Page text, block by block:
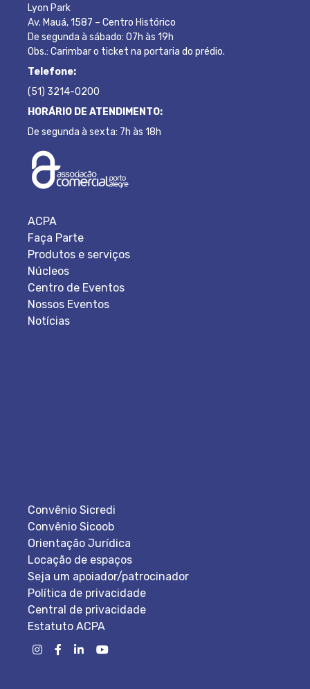
Lyon Park
Av. Mauá, 1587 – Centro Histórico
De segunda à sábado: 07h às 19h
Obs.: Carimbar o ticket na portaria do prédio.
Telefone:
(51) 3214-0200
HORÁRIO DE ATENDIMENTO:
De segunda à sexta: 7h às 18h
ACPA
Faça Parte
Produtos e serviços
Núcleos
Centro de Eventos
Nossos Eventos
Notícias
Convênio Sicredi
Convênio Sicoob
Orientação Jurídica
Locação de espaços
Seja um apoiador/patrocinador
Política de privacidade
Central de privacidade
Estatuto ACPA